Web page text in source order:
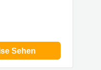
Sehen